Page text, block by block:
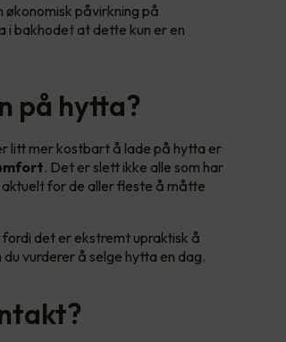
økonomisk påvirkning på
i bakhodet at dette kun er en
på hytta?
litt mer kostbart å lade på hytta er
. Det er slett ikke alle som har
for de aller fleste å måtte
det er ekstremt upraktisk å
vurderer å selge hytta en dag.